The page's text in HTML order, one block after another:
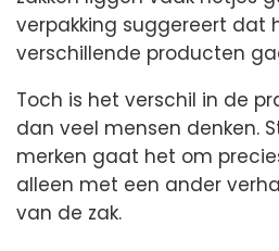
verpakking suggereert dat
verschillende producten
Toch is het verschil in de
dan veel mensen denken.
merken gaat het om
alleen met een ander
van de zak.